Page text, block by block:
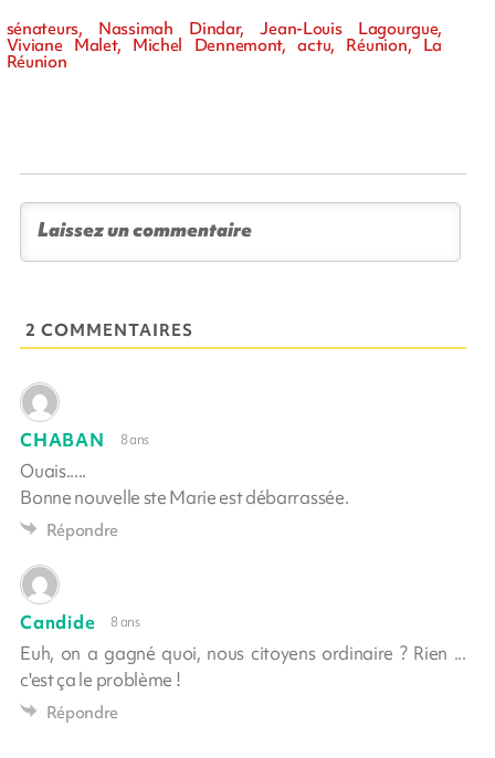
sénateurs, Nassimah Dindar, Jean-Louis Lagourgue,
Viviane Malet, Michel Dennemont, actu, Réunion, La
Réunion
2 COMMENTAIRES
CHABAN 8 ans
Ouais.....
Bonne nouvelle ste Marie est débarrassée.
Répondre
Candide 8 ans
Euh, on a gagné quoi, nous citoyens ordinaire ? Rien ...
c'est ça le problème !
Répondre